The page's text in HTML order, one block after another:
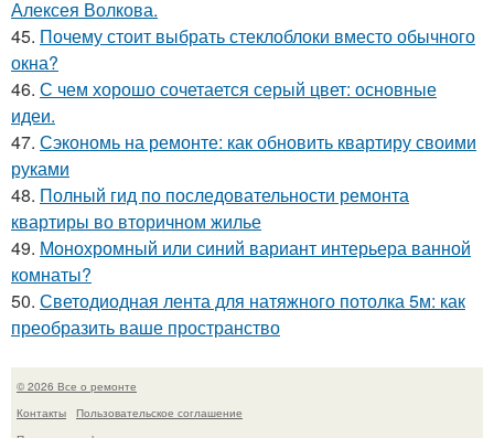
Алексея Волкова.
45. Почему стоит выбрать стеклоблоки вместо обычного
окна?
46. С чем хорошо сочетается серый цвет: основные
идеи.
47. Сэкономь на ремонте: как обновить квартиру своими
руками
48. Полный гид по последовательности ремонта
квартиры во вторичном жилье
49. Монохромный или синий вариант интерьера ванной
комнаты?
50. Светодиодная лента для натяжного потолка 5м: как
преобразить ваше пространство
© 2026 Все о ремонте
Контакты
Пользовательское соглашение